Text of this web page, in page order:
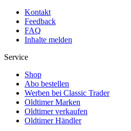
Kontakt
Feedback
FAQ
Inhalte melden
Service
Shop
Abo bestellen
Werben bei Classic Trader
Oldtimer Marken
Oldtimer verkaufen
Oldtimer Händler